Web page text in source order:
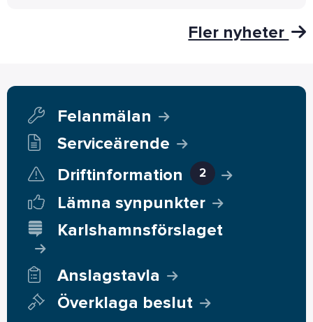
Fler nyheter
Felanmälan
Serviceärende
Driftinformation
2
Lämna synpunkter
Karlshamnsförslaget
Anslagstavla
Överklaga beslut